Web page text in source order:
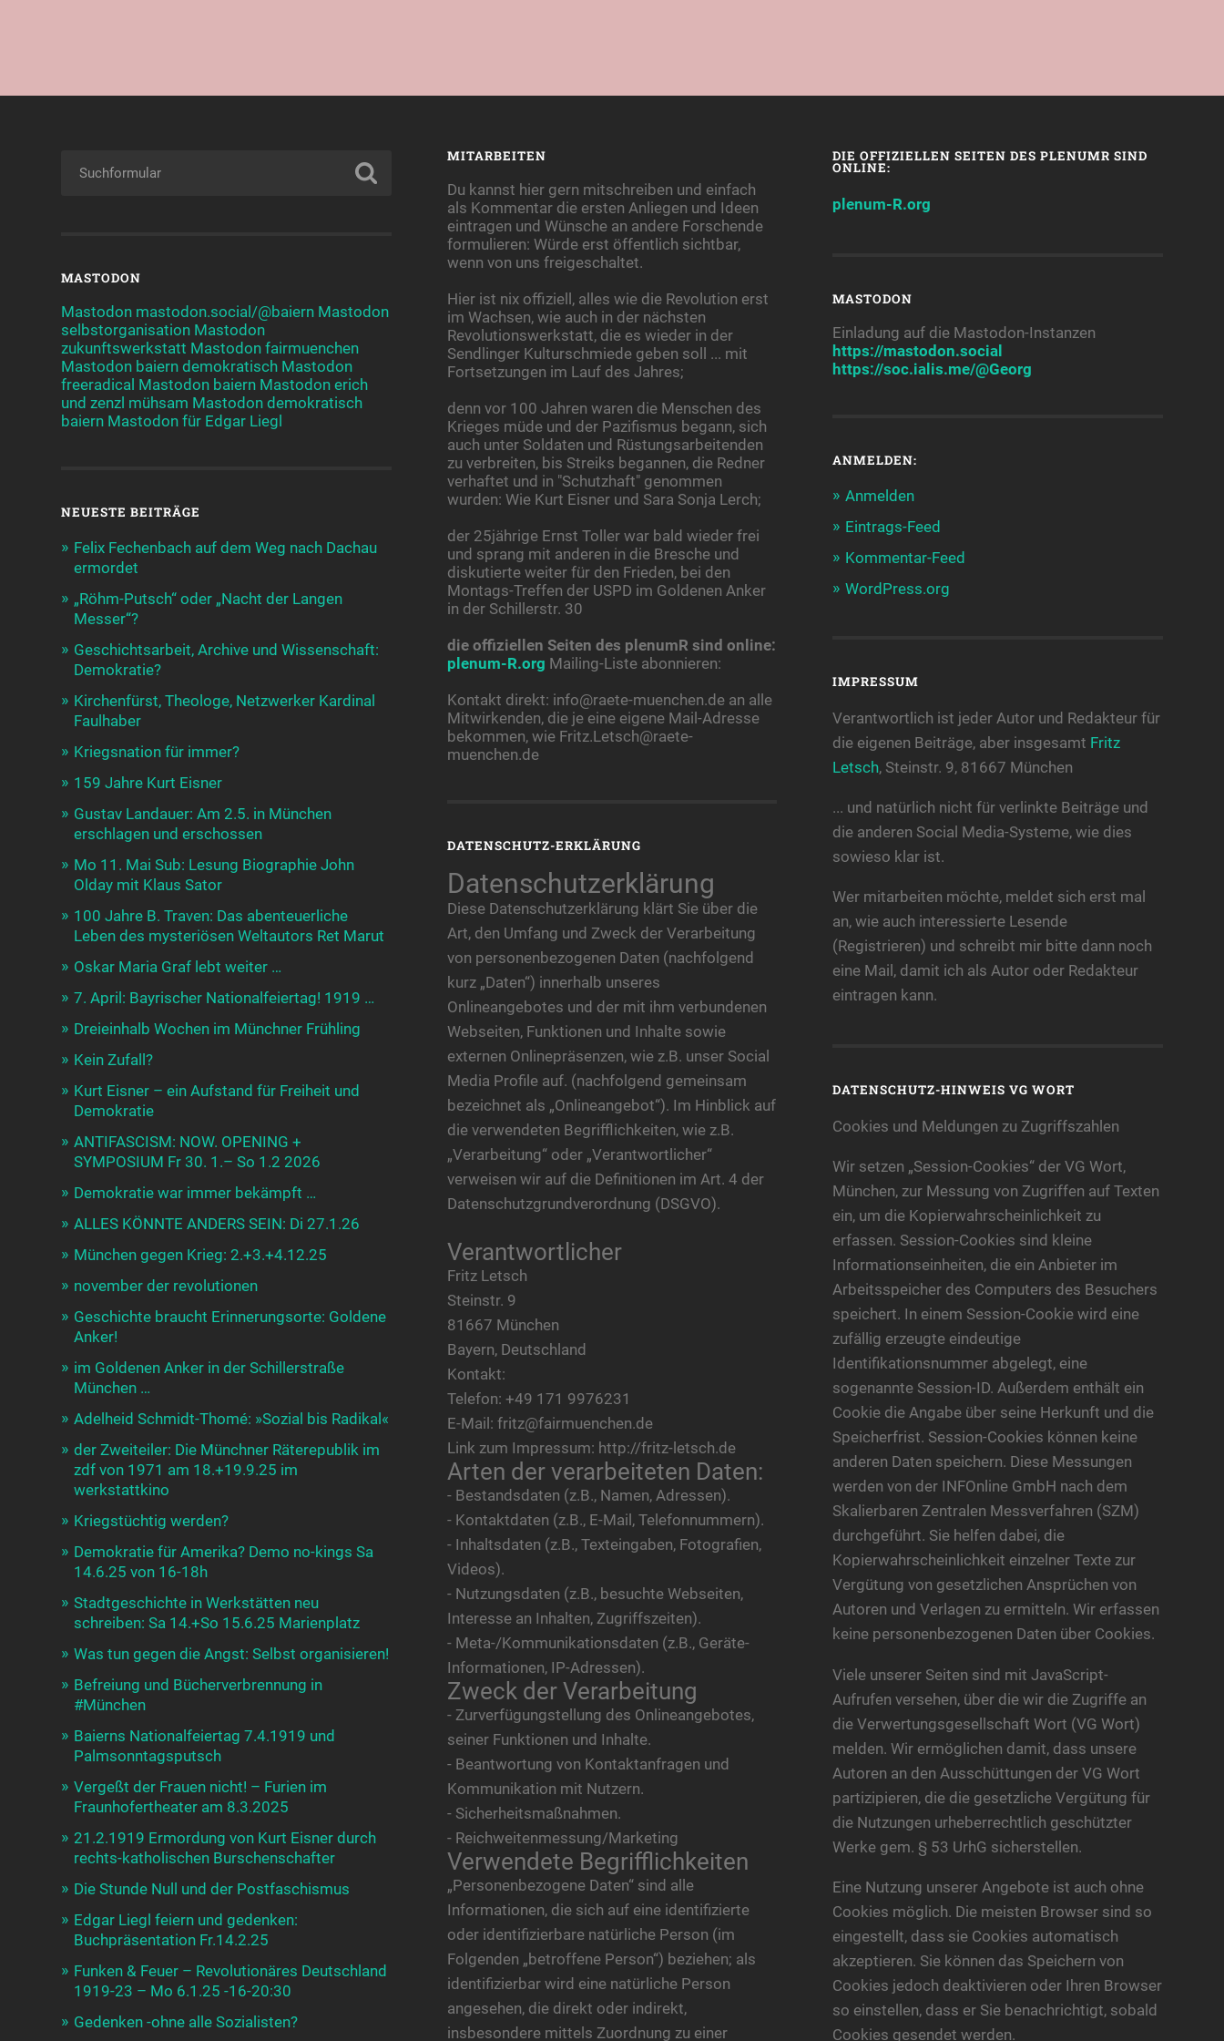
MASTODON
Mastodon mastodon.social/@baiern Mastodon
selbstorganisation Mastodon
zukunftswerkstatt Mastodon fairmuenchen
Mastodon baiern demokratisch Mastodon
freeradical Mastodon baiern Mastodon erich
und zenzl mühsam Mastodon demokratisch
baiern Mastodon für Edgar Liegl
NEUESTE BEITRÄGE
Felix Fechenbach auf dem Weg nach Dachau
ermordet
„Röhm-Putsch“ oder „Nacht der Langen
Messer“?
Geschichtsarbeit, Archive und Wissenschaft:
Demokratie?
Kirchenfürst, Theologe, Netzwerker Kardinal
Faulhaber
Kriegsnation für immer?
159 Jahre Kurt Eisner
Gustav Landauer: Am 2.5. in München
erschlagen und erschossen
Mo 11. Mai Sub: Lesung Biographie John
Olday mit Klaus Sator
100 Jahre B. Traven: Das abenteuerliche
Leben des mysteriösen Weltautors Ret Marut
Oskar Maria Graf lebt weiter …
7. April: Bayrischer Nationalfeiertag! 1919 …
Dreieinhalb Wochen im Münchner Frühling
Kein Zufall?
Kurt Eisner – ein Aufstand für Freiheit und
Demokratie
ANTIFASCISM: NOW. OPENING +
SYMPOSIUM Fr 30. 1.– So 1.2 2026
Demokratie war immer bekämpft …
ALLES KÖNNTE ANDERS SEIN: Di 27.1.26
München gegen Krieg: 2.+3.+4.12.25
november der revolutionen
Geschichte braucht Erinnerungsorte: Goldene
Anker!
im Goldenen Anker in der Schillerstraße
München …
Adelheid Schmidt-Thomé: »Sozial bis Radikal«
der Zweiteiler: Die Münchner Räterepublik im
zdf von 1971 am 18.+19.9.25 im
werkstattkino
Kriegstüchtig werden?
Demokratie für Amerika? Demo no-kings Sa
14.6.25 von 16-18h
Stadtgeschichte in Werkstätten neu
schreiben: Sa 14.+So 15.6.25 Marienplatz
Was tun gegen die Angst: Selbst organisieren!
Befreiung und Bücherverbrennung in
#München
Baierns Nationalfeiertag 7.4.1919 und
Palmsonntagsputsch
Vergeßt der Frauen nicht! – Furien im
Fraunhofertheater am 8.3.2025
21.2.1919 Ermordung von Kurt Eisner durch
rechts-katholischen Burschenschafter
Die Stunde Null und der Postfaschismus
Edgar Liegl feiern und gedenken:
Buchpräsentation Fr.14.2.25
Funken & Feuer – Revolutionäres Deutschland
1919-23 – Mo 6.1.25 -16-20:30
Gedenken -ohne alle Sozialisten?
MITARBEITEN
Du kannst hier gern mitschreiben und einfach
als Kommentar die ersten Anliegen und Ideen
eintragen und Wünsche an andere Forschende
formulieren: Würde erst öffentlich sichtbar,
wenn von uns freigeschaltet.
Hier ist nix offiziell, alles wie die Revolution erst
im Wachsen, wie auch in der nächsten
Revolutionswerkstatt, die es wieder in der
Sendlinger Kulturschmiede geben soll ... mit
Fortsetzungen im Lauf des Jahres;
denn vor 100 Jahren waren die Menschen des
Krieges müde und der Pazifismus begann, sich
auch unter Soldaten und Rüstungsarbeitenden
zu verbreiten, bis Streiks begannen, die Redner
verhaftet und in "Schutzhaft" genommen
wurden: Wie Kurt Eisner und Sara Sonja Lerch;
der 25jährige Ernst Toller war bald wieder frei
und sprang mit anderen in die Bresche und
diskutierte weiter für den Frieden, bei den
Montags-Treffen der USPD im Goldenen Anker
in der Schillerstr. 30
die offiziellen Seiten des plenumR sind online:
plenum-R.org Mailing-Liste abonnieren:
Kontakt direkt: info@raete-muenchen.de an alle
Mitwirkenden, die je eine eigene Mail-Adresse
bekommen, wie Fritz.Letsch@raete-
muenchen.de
DATENSCHUTZ-ERKLÄRUNG
Datenschutzerklärung
Diese Datenschutzerklärung klärt Sie über die
Art, den Umfang und Zweck der Verarbeitung
von personenbezogenen Daten (nachfolgend
kurz „Daten“) innerhalb unseres
Onlineangebotes und der mit ihm verbundenen
Webseiten, Funktionen und Inhalte sowie
externen Onlinepräsenzen, wie z.B. unser Social
Media Profile auf. (nachfolgend gemeinsam
bezeichnet als „Onlineangebot“). Im Hinblick auf
die verwendeten Begrifflichkeiten, wie z.B.
„Verarbeitung“ oder „Verantwortlicher“
verweisen wir auf die Definitionen im Art. 4 der
Datenschutzgrundverordnung (DSGVO).
Verantwortlicher
Fritz Letsch
Steinstr. 9
81667 München
Bayern, Deutschland
Kontakt:
Telefon: +49 171 9976231
E-Mail: fritz@fairmuenchen.de
Link zum Impressum: http://fritz-letsch.de
Arten der verarbeiteten Daten:
- Bestandsdaten (z.B., Namen, Adressen).
- Kontaktdaten (z.B., E-Mail, Telefonnummern).
- Inhaltsdaten (z.B., Texteingaben, Fotografien,
Videos).
- Nutzungsdaten (z.B., besuchte Webseiten,
Interesse an Inhalten, Zugriffszeiten).
- Meta-/Kommunikationsdaten (z.B., Geräte-
Informationen, IP-Adressen).
Zweck der Verarbeitung
- Zurverfügungstellung des Onlineangebotes,
seiner Funktionen und Inhalte.
- Beantwortung von Kontaktanfragen und
Kommunikation mit Nutzern.
- Sicherheitsmaßnahmen.
- Reichweitenmessung/Marketing
Verwendete Begrifflichkeiten
„Personenbezogene Daten“ sind alle
Informationen, die sich auf eine identifizierte
oder identifizierbare natürliche Person (im
Folgenden „betroffene Person“) beziehen; als
identifizierbar wird eine natürliche Person
angesehen, die direkt oder indirekt,
insbesondere mittels Zuordnung zu einer
DIE OFFIZIELLEN SEITEN DES PLENUMR SIND
ONLINE:
plenum-R.org
MASTODON
Einladung auf die Mastodon-Instanzen
https://mastodon.social
https://soc.ialis.me/@Georg
ANMELDEN:
Anmelden
Eintrags-Feed
Kommentar-Feed
WordPress.org
IMPRESSUM
Verantwortlich ist jeder Autor und Redakteur für
die eigenen Beiträge, aber insgesamt Fritz
Letsch, Steinstr. 9, 81667 München
... und natürlich nicht für verlinkte Beiträge und
die anderen Social Media-Systeme, wie dies
sowieso klar ist.
Wer mitarbeiten möchte, meldet sich erst mal
an, wie auch interessierte Lesende
(Registrieren) und schreibt mir bitte dann noch
eine Mail, damit ich als Autor oder Redakteur
eintragen kann.
DATENSCHUTZ-HINWEIS VG WORT
Cookies und Meldungen zu Zugriffszahlen
Wir setzen „Session-Cookies“ der VG Wort,
München, zur Messung von Zugriffen auf Texten
ein, um die Kopierwahrscheinlichkeit zu
erfassen. Session-Cookies sind kleine
Informationseinheiten, die ein Anbieter im
Arbeitsspeicher des Computers des Besuchers
speichert. In einem Session-Cookie wird eine
zufällig erzeugte eindeutige
Identifikationsnummer abgelegt, eine
sogenannte Session-ID. Außerdem enthält ein
Cookie die Angabe über seine Herkunft und die
Speicherfrist. Session-Cookies können keine
anderen Daten speichern. Diese Messungen
werden von der INFOnline GmbH nach dem
Skalierbaren Zentralen Messverfahren (SZM)
durchgeführt. Sie helfen dabei, die
Kopierwahrscheinlichkeit einzelner Texte zur
Vergütung von gesetzlichen Ansprüchen von
Autoren und Verlagen zu ermitteln. Wir erfassen
keine personenbezogenen Daten über Cookies.
Viele unserer Seiten sind mit JavaScript-
Aufrufen versehen, über die wir die Zugriffe an
die Verwertungsgesellschaft Wort (VG Wort)
melden. Wir ermöglichen damit, dass unsere
Autoren an den Ausschüttungen der VG Wort
partizipieren, die die gesetzliche Vergütung für
die Nutzungen urheberrechtlich geschützter
Werke gem. § 53 UrhG sicherstellen.
Eine Nutzung unserer Angebote ist auch ohne
Cookies möglich. Die meisten Browser sind so
eingestellt, dass sie Cookies automatisch
akzeptieren. Sie können das Speichern von
Cookies jedoch deaktivieren oder Ihren Browser
so einstellen, dass er Sie benachrichtigt, sobald
Cookies gesendet werden.